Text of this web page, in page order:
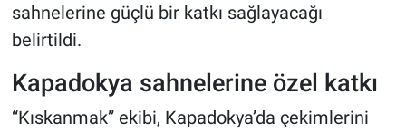
sahnelerine güçlü bir katkı sağlayacağı
belirtildi.
Kapadokya sahnelerine özel katkı
“Kıskanmak” ekibi, Kapadokya’da çekimlerini